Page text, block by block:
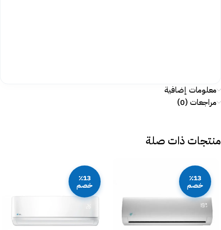
معلومات إضافية
مراجعات (0)
منتجات ذات صلة
٪13
خصم
٪13
خصم